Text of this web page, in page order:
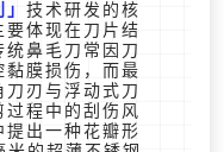
技术研发的核
体现在刀片结
鼻毛刀常因刀
黏膜损伤，而最
刃与浮动式刀
过程中的刮伤风
提出一种花瓣形